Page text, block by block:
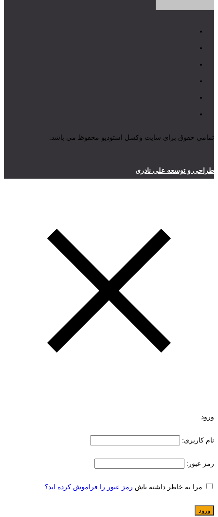
تمامی حقوق برای سایت وکسل استودیو محفوظ می باشد.
طراحی و توسعه علی نادری
ورود
نام کاربری:
رمز عبور:
مرا به خاطر داشته باش رمز عبور را فراموش کرده اید؟